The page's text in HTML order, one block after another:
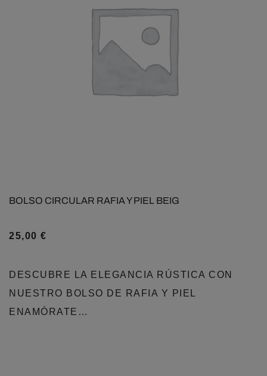
BOLSO CIRCULAR RAFIA Y PIEL BEIG
25,00 €
DESCUBRE LA ELEGANCIA RÚSTICA CON
NUESTRO BOLSO DE RAFIA Y PIEL
ENAMÓRATE…